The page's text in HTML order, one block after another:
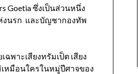
Goetiaซึ่งเป็นส่วนหนึ่ง
งนรก และบัญชากองทัพ
พาะเสียงทรัมเป็ต เสียง
หมือนใครในหมู่ปีศาจของ